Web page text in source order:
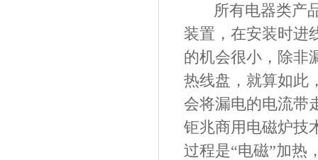
所有电器类产
装置，在安装时进
的机会很小，除非
热线盘，就算如此
会将漏电的电流带
钜兆商用电磁炉技
过程是“电磁”加热